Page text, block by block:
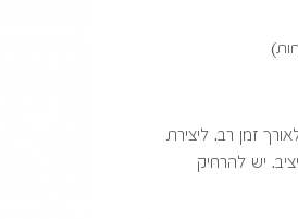
זמן רב. ליצירת
יש להרחיק